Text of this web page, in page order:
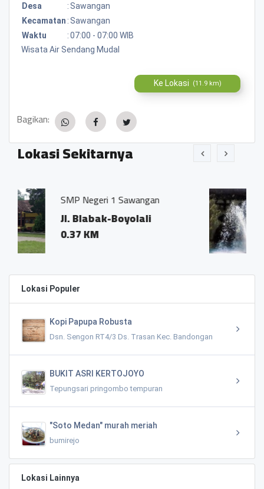
Desa
: Sawangan
Kecamatan : Sawangan
Waktu
:07:00 - 07:00 WIB
Wisata Air Sendang Mudal
Ke Lokasi (11.9 km)
Bagikan:
Lokasi Sekitarnya
Sawangan
Boyolali
Mata Air Ma
Mudal,
Sawangan
0.01 KM
Lokasi Populer
Kopi Papupa Robusta
Dsn. Sengon RT4/3 Ds. Trasan Kec. Bandongan
BUKIT ASRI KERTOJOYO
Tepungsari pringombo tempuran
"Soto Medan" murah meriah
bumirejo
Lokasi Lainnya